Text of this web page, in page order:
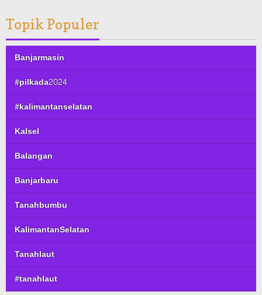
Topik Populer
Banjarmasin
#pilkada2024
#kalimantanselatan
Kalsel
Balangan
Banjarbaru
Tanahbumbu
KalimantanSelatan
Tanahlaut
#tanahlaut